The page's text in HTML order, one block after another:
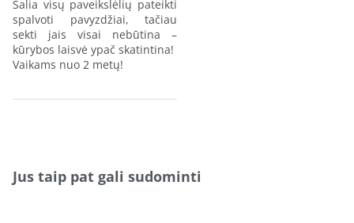
Šalia visų paveikslėlių pateikti
spalvoti pavyzdžiai, tačiau
sekti jais visai nebūtina –
kūrybos laisvė ypač skatintina!
Vaikams nuo 2 metų!
Jus taip pat gali sudominti